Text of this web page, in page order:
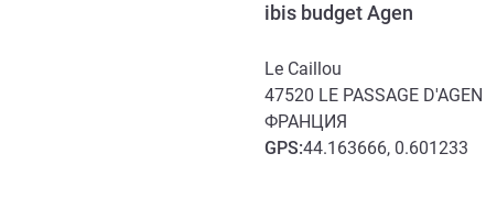
ibis budget Agen
Le Caillou
47520 LE PASSAGE D'AGEN
ФРАНЦИЯ
GPS:44.163666, 0.601233